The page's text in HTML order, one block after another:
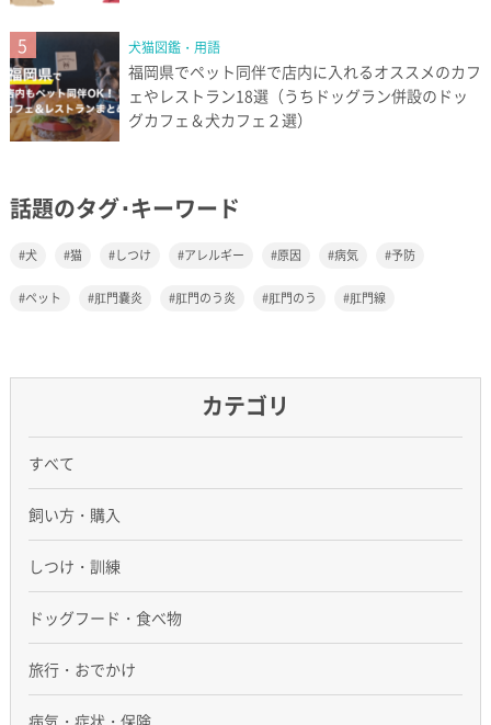
5 犬猫図鑑・用語
福岡県でペット同伴で店内に入れるオススメのカフ
ェやレストラン18選（うちドッグラン併設のドッ
グカフェ＆犬カフェ２選）
話題のタグ･キーワード
犬 猫 しつけ アレルギー 原因 病気 予防
ペット 肛門嚢炎 肛門のう炎 肛門のう 肛門線
カテゴリ
すべて
飼い方・購入
しつけ・訓練
ドッグフード・食べ物
旅行・おでかけ